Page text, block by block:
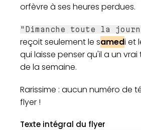
orfèvre à ses heures perdues.
"Dimanche toute la
reçoit seulement le samedi et
qui laisse penser qu'il a un vrai
de la semaine.
Rarissime : aucun numéro de
flyer !
Texte intégral du flyer